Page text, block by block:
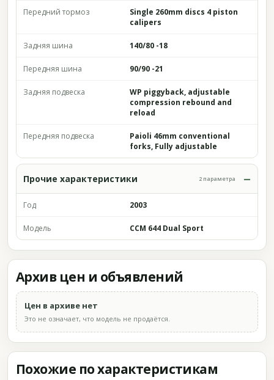
Передний тормоз
Single 260mm discs 4 piston
calipers
Задняя шина 140/80 -18
Передняя шина 90/90 -21
Задняя подвеска
WP piggyback, adjustable
compression rebound and
reload
Передняя подвеска
Paioli 46mm conventional
forks, Fully adjustable
Прочие характеристики 2 параметра
Год 2003
Модель CCM 644 Dual Sport
Архив цен и объявлений
Цен в архиве нет
Это не означает, что модель не продаётся.
Похожие по характеристикам